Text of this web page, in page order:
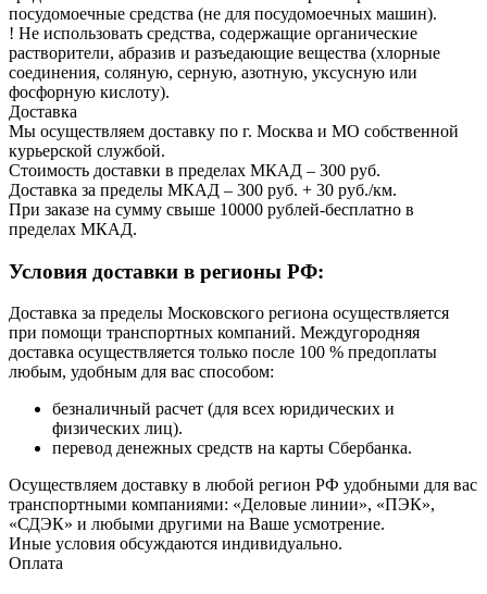
посудомоечные средства (не для посудомоечных машин).
! Не использовать средства, содержащие органические
растворители, абразив и разъедающие вещества (хлорные
соединения, соляную, серную, азотную, уксусную или
фосфорную кислоту).
Доставка
Мы осуществляем доставку по г. Москва и МО собственной
курьерской службой.
Стоимость доставки в пределах МКАД – 300 руб.
Доставка за пределы МКАД – 300 руб. + 30 руб./км.
При заказе на сумму свыше 10000 рублей-бесплатно в
пределах МКАД.
Условия доставки в регионы РФ:
Доставка за пределы Московского региона осуществляется
при помощи транспортных компаний. Междугородняя
доставка осуществляется только после 100 % предоплаты
любым, удобным для вас способом:
безналичный расчет (для всех юридических и
физических лиц).
перевод денежных средств на карты Сбербанка.
Осуществляем доставку в любой регион РФ удобными для вас
транспортными компаниями: «Деловые линии», «ПЭК»,
«СДЭК» и любыми другими на Ваше усмотрение.
Иные условия обсуждаются индивидуально.
Оплата